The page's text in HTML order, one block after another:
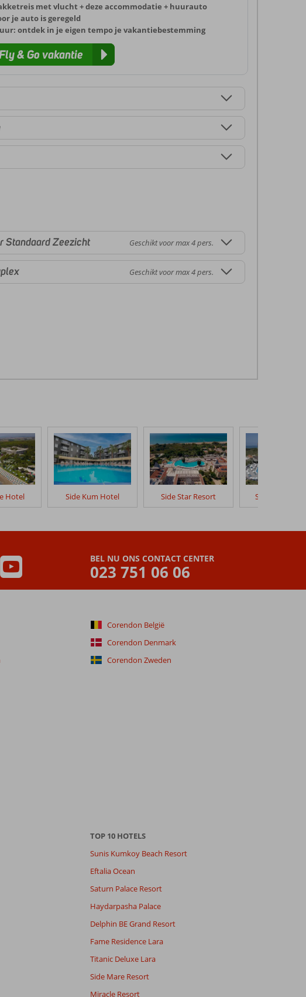
met vlucht + deze accommodatie + huurauto
je auto is geregeld
ontdek in je eigen tempo je vakantiebestemming
& Go vakantie
Standaard Zeezicht Geschikt voor max 4 pers.
Geschikt voor max 4 pers.
Hotel Side Kum Hotel Side Star Resort Side Mare
BEL NU ONS CONTACT CENTER
023 751 06 06
Corendon België
Corendon Denmark
Corendon Zweden
TOP 10 HOTELS
Sunis Kumkoy Beach Resort
Eftalia Ocean
Saturn Palace Resort
Haydarpasha Palace
Delphin BE Grand Resort
Fame Residence Lara
Titanic Deluxe Lara
Side Mare Resort
Miracle Resort